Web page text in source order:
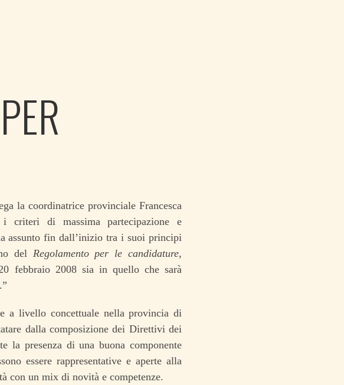
la coordinatrice provinciale Francesca
di massima partecipazione e
assunto fin dall’inizio tra i suoi principi
del Regolamento per le candidature,
febbraio 2008 sia in quello che sarà
a livello concettuale nella provincia di
dalla composizione dei Direttivi dei
presenza di una buona componente
essere rappresentative e aperte alla
con un mix di novità e competenze.